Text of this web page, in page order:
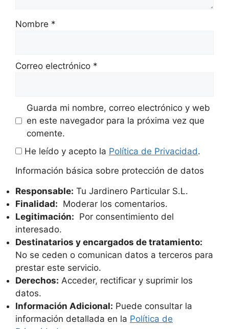
Nombre *
Correo electrónico *
Guarda mi nombre, correo electrónico y web
en este navegador para la próxima vez que
comente.
He leído y acepto la Política de Privacidad.
Información básica sobre protección de datos
Responsable: Tu Jardinero Particular S.L.
Finalidad: Moderar los comentarios.
Legitimación: Por consentimiento del
interesado.
Destinatarios y encargados de tratamiento:
No se ceden o comunican datos a terceros para
prestar este servicio.
Derechos: Acceder, rectificar y suprimir los
datos.
Información Adicional: Puede consultar la
información detallada en la Política de